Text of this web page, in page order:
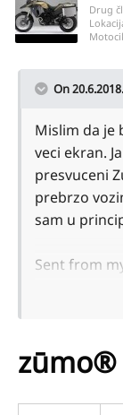
Drug
On
Mislim da je
veci ekran.
presvuceni
prebrzo
sam u
Sent from
zūmo®